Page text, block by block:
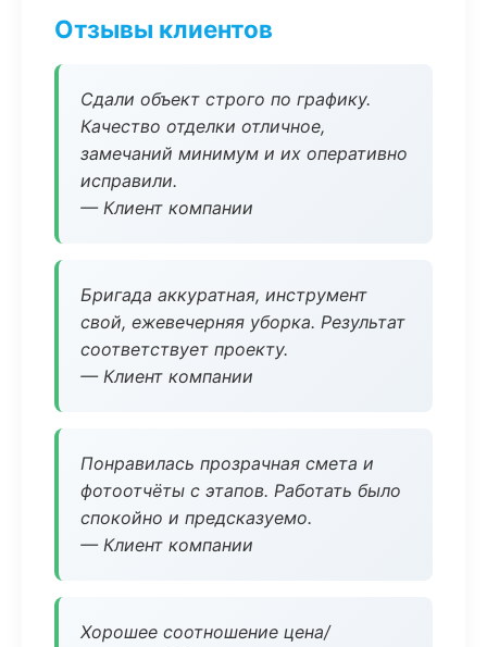
Отзывы клиентов
Сдали объект строго по графику.
Качество отделки отличное,
замечаний минимум и их оперативно
исправили.
— Клиент компании
Бригада аккуратная, инструмент
свой, ежевечерняя уборка. Результат
соответствует проекту.
— Клиент компании
Понравилась прозрачная смета и
фотоотчёты с этапов. Работать было
спокойно и предсказуемо.
— Клиент компании
Хорошее соотношение цена/